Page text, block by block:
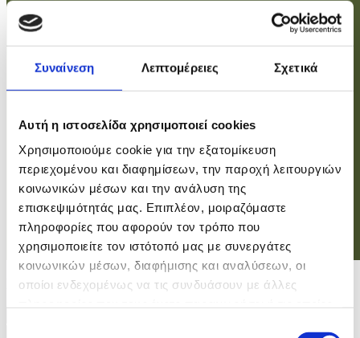
Συναίνεση Λεπτομέρειες Σχετικά
Αυτή η ιστοσελίδα χρησιμοποιεί cookies
Χρησιμοποιούμε cookie για την εξατομίκευση
περιεχομένου και διαφημίσεων, την παροχή λειτουργιών
κοινωνικών μέσων και την ανάλυση της
επισκεψιμότητάς μας. Επιπλέον, μοιραζόμαστε
πληροφορίες που αφορούν τον τρόπο που
χρησιμοποιείτε τον ιστότοπό μας με συνεργάτες
κοινωνικών μέσων, διαφήμισης και αναλύσεων, οι
οποίοι ενδεχομένως να τις συνδυάσουν με άλλες
Αρχική
Πολιτική
Οικονομία
Βουλή
Εσωτερικά
Ευρώπη
Κόσμος
Αθλητικά
Virals
Επιστήμες
Σύνδεση
Σύνδεση